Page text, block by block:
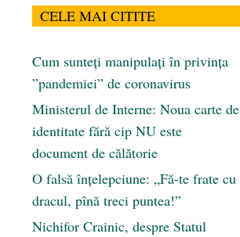
CELE MAI CITITE
Cum sunteți manipulați în privința
”pandemiei” de coronavirus
Ministerul de Interne: Noua carte de
identitate fără cip NU este
document de călătorie
O falsă înțelepciune: „Fă-te frate cu
dracul, pînă treci puntea!”
Nichifor Crainic, despre Statul